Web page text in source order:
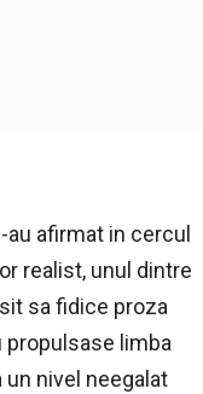
afirmat in cercul
realist, unul dintre
sa fidice proza
limba
un nivel neegalat